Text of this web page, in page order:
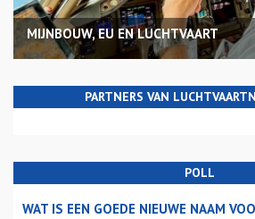
MIJNBOUW, EU EN LUCHTVAART
PARTNERS VAN
POLL
WAT IS EEN GOEDE NIEUWE NAAM